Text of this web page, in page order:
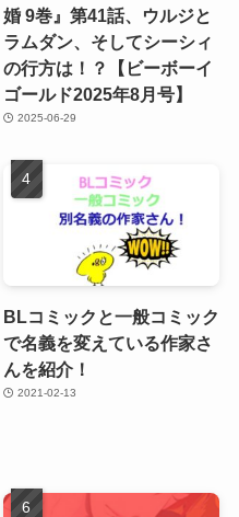
婚 9巻』第41話、ウルジと
ラムダン、そしてシーシィ
の行方は！？【ビーボーイ
ゴールド2025年8月号】
2025-06-29
BLコミックと一般コミック
で名義を変えている作家さ
んを紹介！
2021-02-13